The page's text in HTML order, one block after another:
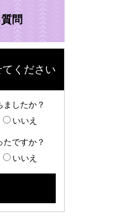
問
ください
ましたか？
いいえ
たですか？
いいえ